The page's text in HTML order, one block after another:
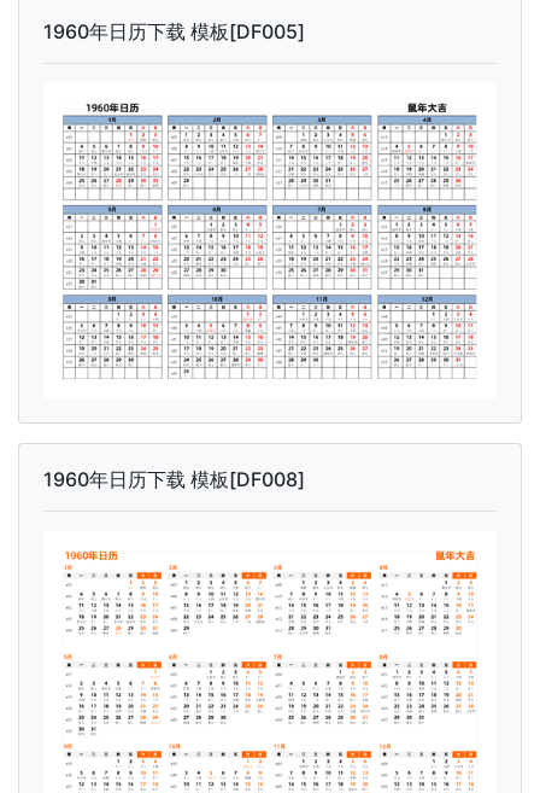
1960年日历下载 模板[DF005]
1960年日历下载 模板[DF008]